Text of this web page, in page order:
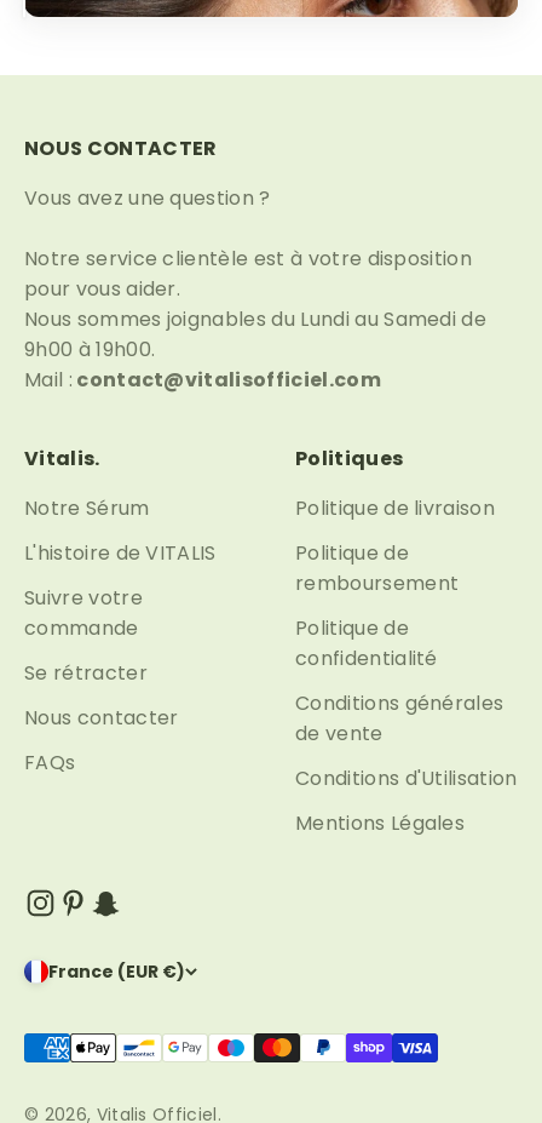
NOUS CONTACTER
Vous avez une question ?
Notre service clientèle est à votre disposition
pour vous aider.
Nous sommes joignables du Lundi au Samedi de
9h00 à 19h00.
Mail : contact@vitalisofficiel.com
Vitalis.
Notre Sérum
L'histoire de VITALIS
Suivre votre
commande
Se rétracter
Nous contacter
FAQs
Politiques
Politique de livraison
Politique de
remboursement
Politique de
confidentialité
Conditions générales
de vente
Conditions d'Utilisation
Mentions Légales
France (EUR €)
© 2026, Vitalis Officiel.